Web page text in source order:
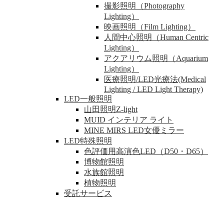
撮影照明（Photography
Lighting）
映画照明（Film Lighting）
人間中心照明（Human Centric
Lighting）
アクアリウム照明（Aquarium
Lighting）
医療照明/LED光療法(Medical
Lighting / LED Light Therapy)
LED一般照明
山田照明Z-light
MUID インテリア ライト
MINE MIRS LED女優ミラー
LED特殊照明
色評価用高演色LED（D50・D65）
博物館照明
水族館照明
植物照明
受託サービス